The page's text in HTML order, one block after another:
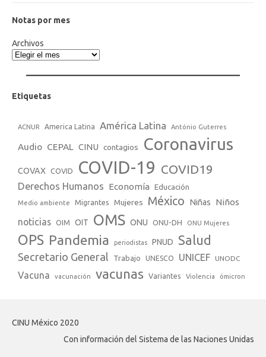
Notas por mes
Archivos
Etiquetas
ACNUR America Latina América Latina António Guterres
Audio CEPAL CINU contagios Coronavirus
COVAX COVID COVID-19 COVID19
Derechos Humanos Economía Educación
Medio ambiente Migrantes Mujeres México Niñas Niños
noticias OIM OIT OMS ONU ONU-DH ONU Mujeres
OPS Pandemia periodistas PNUD Salud
Secretario General Trabajo UNESCO UNICEF UNODC
Vacuna vacunación vacunas Variantes Violencia ómicron
CINU México 2020
Con información del Sistema de las Naciones Unidas